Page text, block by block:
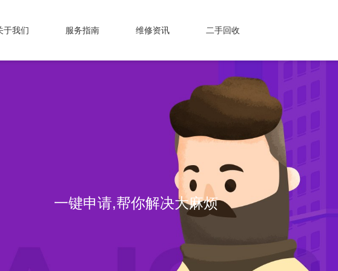
于我们 服务指南 维修资讯 二手回收
一键申请,帮你解决大麻烦